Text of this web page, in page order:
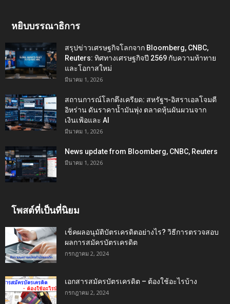
หยิบบรรณาธิการ
สรุปข่าวเศรษฐกิจโลกจาก Bloomberg, CNBC,
Reuters: ทิศทางเศรษฐกิจปี 2569 กับความท้าทาย
และโอกาสใหม่
มีนาคม 1, 2026
สถานการณ์โลกตึงเครียด: สหรัฐฯ-อิสราเอลโจมตี
อิหร่าน ดันราคาน้ำมันพุ่ง ตลาดหุ้นผันผวนจาก
เงินเฟ้อและ AI
มีนาคม 1, 2026
News update from Bloomberg, CNBC, Reuters
มีนาคม 1, 2026
โพสต์ที่เป็นที่นิยม
เช็คผลอนุมัติบัตรเครดิตอย่างไร? วิธีการตรวจสอบ
ผลการสมัครบัตรเครดิต
กรกฎาคม 2, 2024
เอกสารสมัครบัตรเครดิต – ต้องใช้อะไรบ้าง
กรกฎาคม 2, 2024